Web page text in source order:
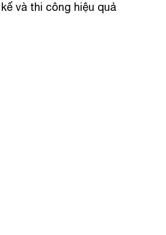
và thi công hiệu quả